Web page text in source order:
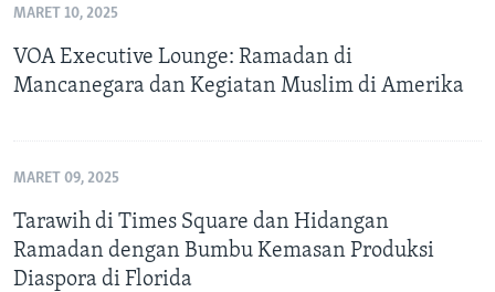
MARET 10, 2025
VOA Executive Lounge: Ramadan di
Mancanegara dan Kegiatan Muslim di Amerika
MARET 09, 2025
Tarawih di Times Square dan Hidangan
Ramadan dengan Bumbu Kemasan Produksi
Diaspora di Florida